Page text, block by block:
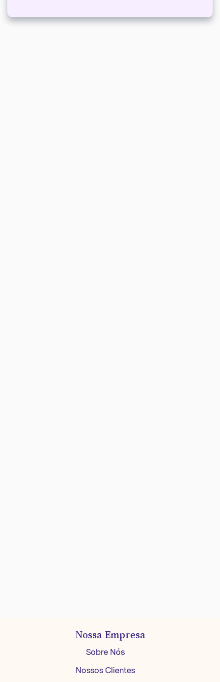
Nossa Empresa
Sobre Nós
Nossos Clientes